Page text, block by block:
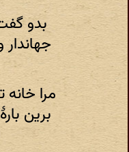
بدو
جهاندار
مرا
برین